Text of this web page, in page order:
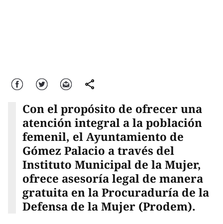
Facebook Twitter Correo comparte
Con el propósito de ofrecer una
atención integral a la población
femenil, el Ayuntamiento de
Gómez Palacio a través del
Instituto Municipal de la Mujer,
ofrece asesoría legal de manera
gratuita en la Procuraduría de la
Defensa de la Mujer (Prodem).